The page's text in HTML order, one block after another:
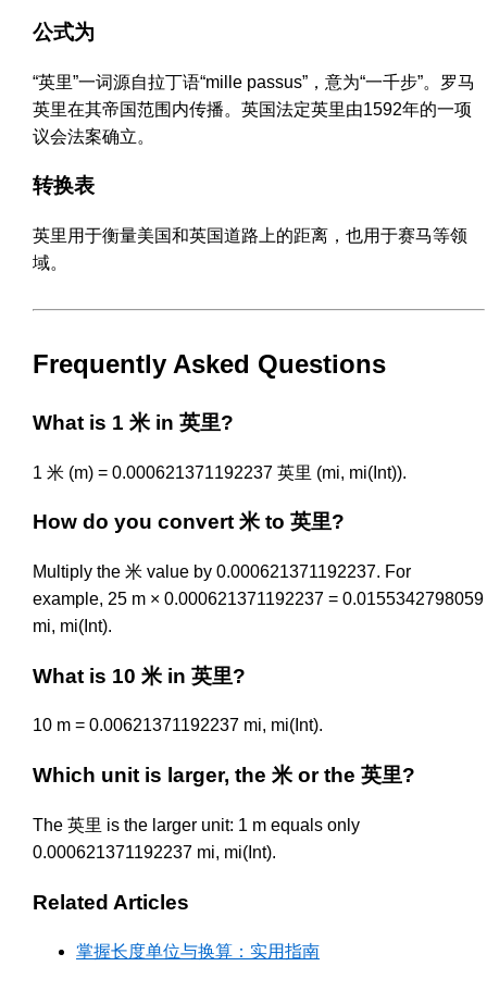
公式为
“英里”一词源自拉丁语“mille passus”，意为“一千步”。罗马
英里在其帝国范围内传播。英国法定英里由1592年的一项
议会法案确立。
转换表
英里用于衡量美国和英国道路上的距离，也用于赛马等领
域。
Frequently Asked Questions
What is 1 米 in 英里?
1 米 (m) = 0.000621371192237 英里 (mi, mi(Int)).
How do you convert 米 to 英里?
Multiply the 米 value by 0.000621371192237. For
example, 25 m × 0.000621371192237 = 0.0155342798059
mi, mi(Int).
What is 10 米 in 英里?
10 m = 0.00621371192237 mi, mi(Int).
Which unit is larger, the 米 or the 英里?
The 英里 is the larger unit: 1 m equals only
0.000621371192237 mi, mi(Int).
Related Articles
掌握长度单位与换算：实用指南